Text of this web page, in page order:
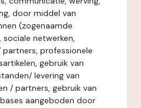
door middel van
(zogenaamde
netwerken,
professionele
gebruik van
levering van
/ partners, gebruik van
aangeboden door